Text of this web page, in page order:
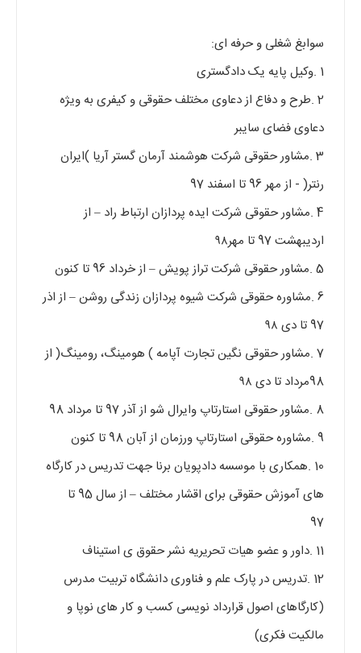
سوابغ شغلی و حرفه ای:
1 .وکیل پایه یک دادگستری
2 .طرح و دفاع از دعاوی مختلف حقوقی و کیفری به ویژه
دعاوی فضای سایبر
3 .مشاور حقوقی شرکت هوشمند آرمان گستر آریا )ایران
رنتر( - از مهر 96 تا اسفند 97
4 .مشاور حقوقی شرکت ایده پردازان ارتباط راد – از
اردیبهشت 97 تا مهر۹۸
5 .مشاور حقوقی شرکت تراز پویش – از خرداد 96 تا کنون
6 .مشاوره حقوقی شرکت شیوه پردازان زندگی روشن – از اذر
97 تا دی ۹۸
7 .مشاور حقوقی نگین تجارت آپامه ) هومینگ، رومینگ( از
98مرداد تا دی ۹۸
8 .مشاور حقوقی استارتاپ وایرال شو از آذر 97 تا مرداد 98
9 .مشاوره حقوقی استارتاپ ورزمان از آبان 98 تا کنون
10 .همکاری با موسسه دادپویان برنا جهت تدریس در کارگاه
های آموزش حقوقی برای اقشار مختلف – از سال 95 تا
97
11 .داور و عضو هیات تحریریه نشر حقوق ی استیناف
12 .تدریس در پارک علم و فناوری دانشگاه تربیت مدرس
(کارگاهای اصول قرارداد نویسی کسب و کار های نوپا و
مالکیت فکری)